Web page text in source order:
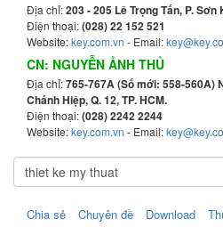
Địa chỉ:203 - 205 Lê Trọng Tấn, P. Sơn
Điện thoại:(028) 22 152 521
Website:key.com.vn - Email:
CN: NGUYỄN ẢNH THỦ
Địa chỉ:765-767A (Số mới: 558-560A)
Chánh Hiệp, Q. 12, TP. HCM.
Điện thoại:(028) 2242 2244
Website:key.com.vn - Email:
Chia sẻ Chuyên đề Download